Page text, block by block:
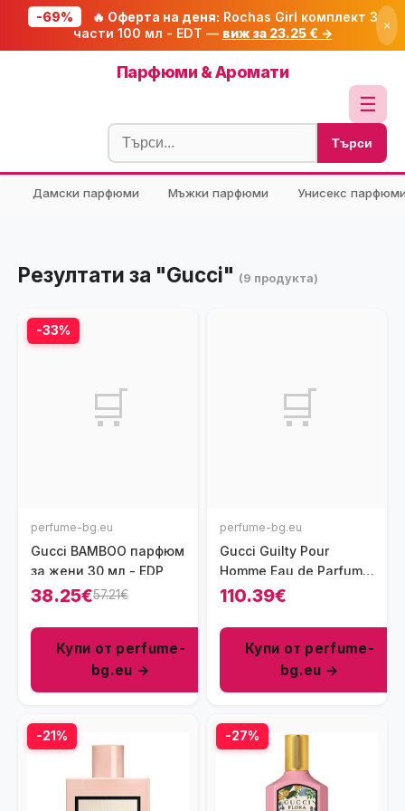
-69% 🔥 Оферта на деня: Rochas Girl комплект 3
части 100 мл - EDT — виж за 23.25 € → ×
Парфюми & Аромати
☰
Блог
🧮 Калкулатори
🔍 Намери продукт
🎟️ Купони
Търси
Дамски парфюми Мъжки парфюми Унисекс
Резултати за "Gucci" (9 продукта)
-33%
🛒
perfume-bg.eu
Gucci BAMBOO парфюм
за жени 30 мл - EDP
38.25€57.21€
Купи от perfume-
bg.eu →
🛒
perfume-bg.eu
Gucci Guilty Pour
Homme Eau de Parfum
парфюм за мъже 150
110.39€
Купи от perfume-
bg.eu →
-21% -27%